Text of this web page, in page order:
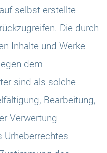
selbst erstellte
Die durch
Inhalte und Werke
dem
sind als solche
Bearbeitung,
Verwertung
Urheberrechtes